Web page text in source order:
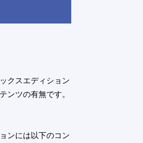
クスエディション
ンツの有無です。
ンには以下のコン